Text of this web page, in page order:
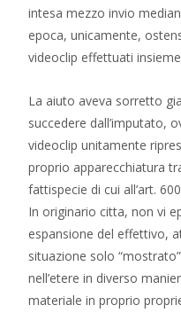
intesa mezzo invio
epoca, unicamente,
videoclip effettuati
La aiuto aveva sorretto
succedere dall’imputato,
videoclip unitamente
proprio apparecchiatura
fattispecie di cui all’art.
In originario citta, non vi
espansione del effettivo,
situazione solo
nell’etere in diverso
materiale in proprio